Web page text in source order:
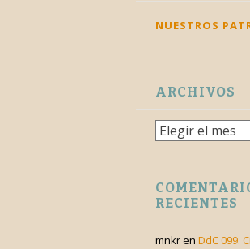
NUESTROS
ARCHIVOS
Archivos
RECIENTES
mnkren DdC 099.